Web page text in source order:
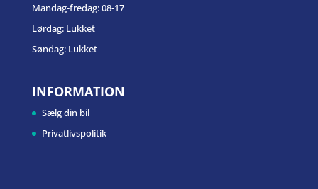
Mandag-fredag: 08-17
Lørdag: Lukket
Søndag: Lukket
INFORMATION
Sælg din bil
Privatlivspolitik